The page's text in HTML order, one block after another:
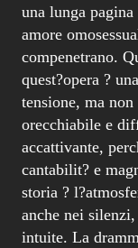
una lunga
amore
compenetrano.
quest?opera ?
tensione, ma
orecchiabile e
accattivante,
cantabilit? e
storia ?
anche nei
intuite. La